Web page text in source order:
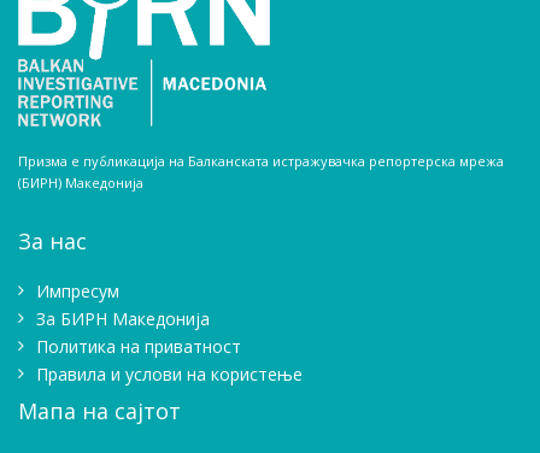
Призма е публикација на Балканската истражувачка репортерска мрежа
(БИРН) Македонија
За нас
Импресум
Зa БИРН Македонија
Политика на приватност
Правила и услови на користење
Мапа на сајтот